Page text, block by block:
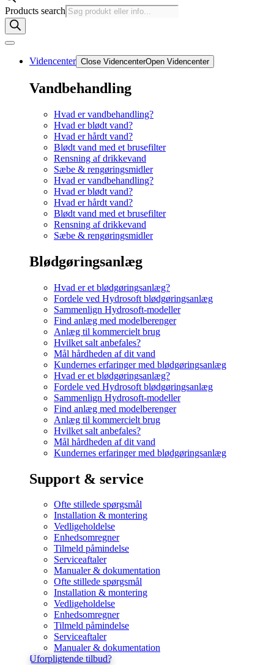
Products search
Videncenter Close VidencenterOpen Videncenter
Vandbehandling
Hvad er vandbehandling?
Hvad er blødt vand?
Hvad er hårdt vand?
Blødt vand med et brusefilter
Rensning af drikkevand
Sæbe & rengøringsmidler
Hvad er vandbehandling?
Hvad er blødt vand?
Hvad er hårdt vand?
Blødt vand med et brusefilter
Rensning af drikkevand
Sæbe & rengøringsmidler
Blødgøringsanlæg
Hvad er et blødgøringsanlæg?
Fordele ved Hydrosoft blødgøringsanlæg
Sammenlign Hydrosoft-modeller
Find anlæg med modelberenger
Anlæg til kommercielt brug
Hvilket salt anbefales?
Mål hårdheden af dit vand
Kundernes erfaringer med blødgøringsanlæg
Hvad er et blødgøringsanlæg?
Fordele ved Hydrosoft blødgøringsanlæg
Sammenlign Hydrosoft-modeller
Find anlæg med modelberenger
Anlæg til kommercielt brug
Hvilket salt anbefales?
Mål hårdheden af dit vand
Kundernes erfaringer med blødgøringsanlæg
Support & service
Ofte stillede spørgsmål
Installation & montering
Vedligeholdelse
Enhedsomregner
Tilmeld påmindelse
Serviceaftaler
Manualer & dokumentation
Ofte stillede spørgsmål
Installation & montering
Vedligeholdelse
Enhedsomregner
Tilmeld påmindelse
Serviceaftaler
Manualer & dokumentation
Uforpligtende tilbud?